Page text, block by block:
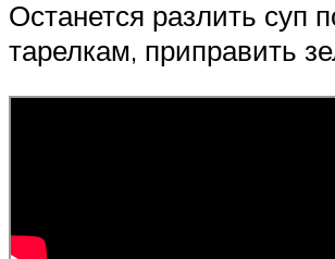
Останется разлить суп
тарелкам, приправить